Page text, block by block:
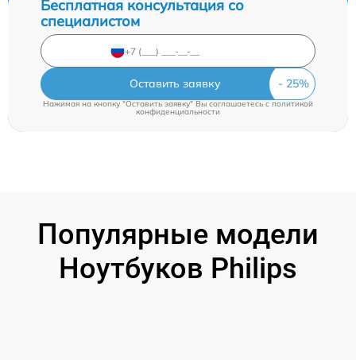
Бесплатная консультация со
специалистом
Оставить заявку
Нажимая на кнопку "Оставить заявку" Вы соглашаетесь c политикой
конфиденциальности
Популярные модели
Ноутбуков Philips